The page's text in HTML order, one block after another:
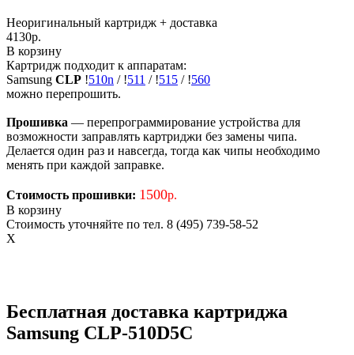
Неоригинальный картридж + доставка
4130р.
В корзину
Картридж подходит к аппаратам:
Samsung CLP !510n / !511 / !515 / !560
можно перепрошить.
Прошивка — перепрограммирование устройства для
возможности заправлять картриджи без замены чипа.
Делается один раз и навсегда, тогда как чипы необходимо
менять при каждой заправке.
Стоимость прошивки: 1500р.
В корзину
Стоимость уточняйте по тел. 8 (495) 739-58-52
X
Бесплатная доставка картриджа
Samsung CLP-510D5C